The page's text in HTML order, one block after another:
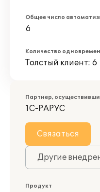
Общее число
6
Количество
Толстый клиент: 6
Партнер,
1С-РАРУС
Связаться
Другие
Продукт